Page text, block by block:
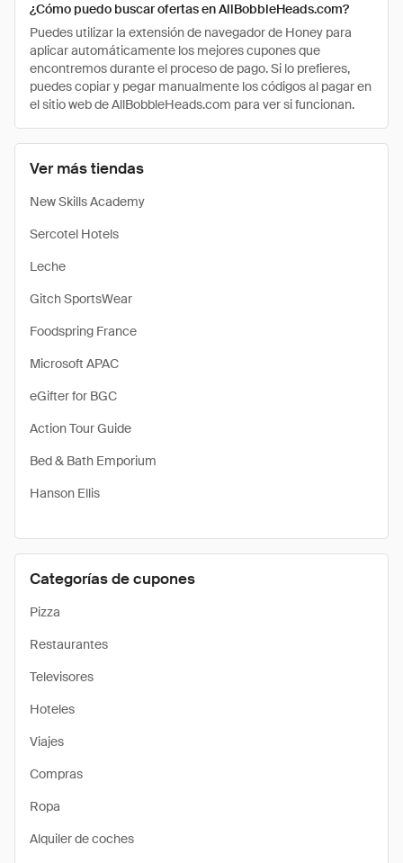
Ver más tiendas
New Skills Academy
Sercotel Hotels
Leche
Gitch SportsWear
Foodspring France
Microsoft APAC
eGifter for BGC
Action Tour Guide
Bed & Bath Emporium
Hanson Ellis
Categorías de cupones
Pizza
Restaurantes
Televisores
Hoteles
Viajes
Compras
Ropa
Alquiler de coches
¿Cómo puedo buscar ofertas en AllBobbleHeads.com?
Puedes utilizar la extensión de navegador de Honey para
aplicar automáticamente los mejores cupones que
encontremos durante el proceso de pago. Si lo prefieres,
puedes copiar y pegar manualmente los códigos al pagar en
el sitio web de AllBobbleHeads.com para ver si funcionan.